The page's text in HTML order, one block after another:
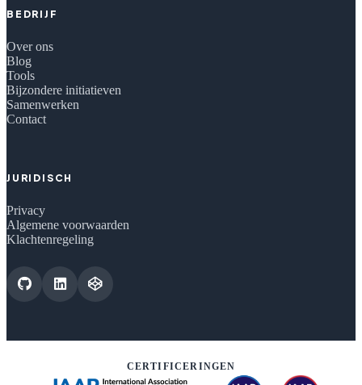
BEDRIJF
Over ons
Blog
Tools
Bijzondere initiatieven
Samenwerken
Contact
JURIDISCH
Privacy
Algemene voorwaarden
Klachtenregeling
CERTIFICERINGEN